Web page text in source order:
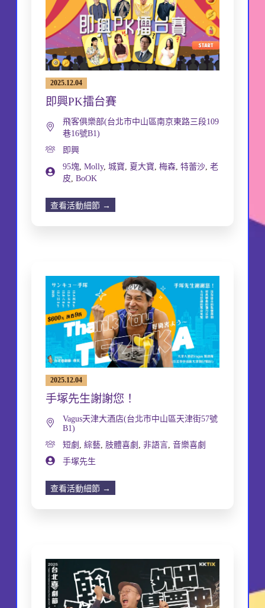
2025.12.04
即興PK擂台賽
飛客俱樂部(台北市中山區南京東路三段109
巷16號B1)
即興
95塊, Molly, 城寶, 夏大寶, 梅森, 特蕾沙, 老
皮, BoOK
查看活動細節 →
2025.12.04
手塚先生謝謝您！
Vagus天津大酒店(台北市中山區天津街57號
B1)
短劇
綜藝, 肢體喜劇 非語言, 音樂喜劇
手塚先生
查看活動細節 →